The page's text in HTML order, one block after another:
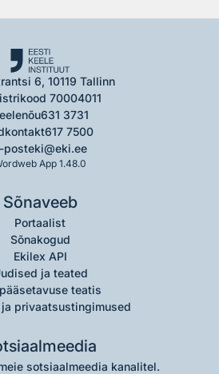
6, 10119 Tallinn
70004011
631 3731
617 7500
posteki@eki.ee
App 1.48.0
Sõnaveeb
Portaalist
Sõnakogud
Ekilex API
ja teated
teatis
privaatsustingimused
sotsiaalmeedia kanalitel.